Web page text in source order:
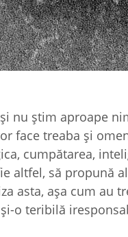
nu ştim aproape
face treaba şi
cumpătarea,
altfel, să propună
asta, aşa cum au
o teribilă